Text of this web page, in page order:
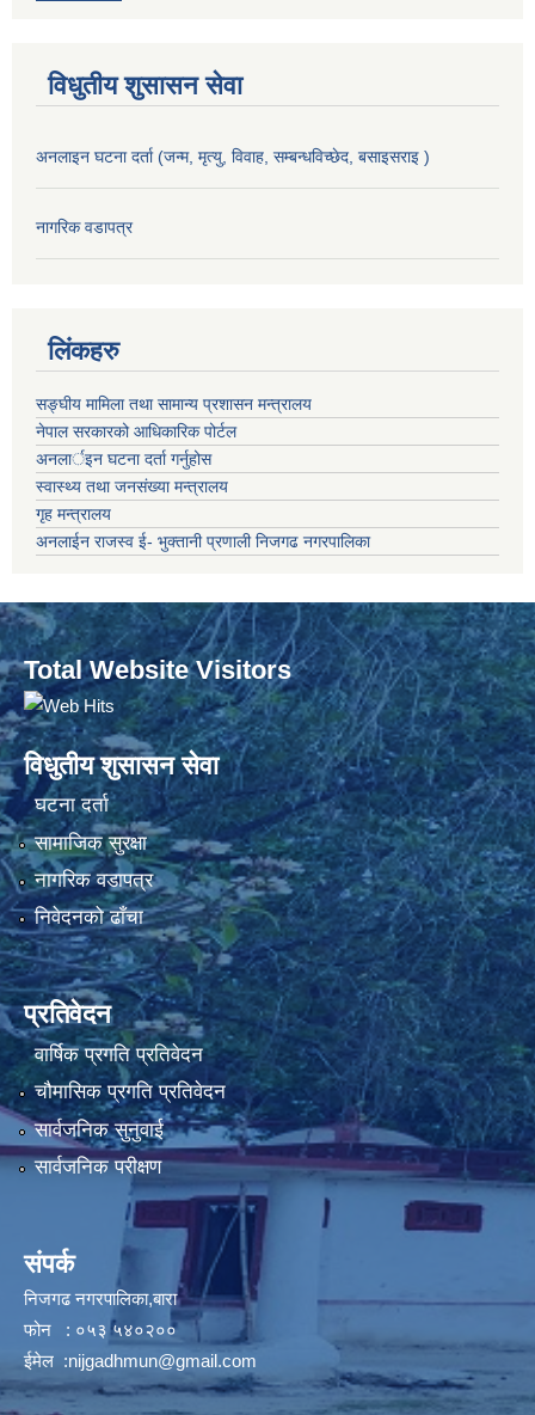
विधुतीय शुसासन सेवा
अनलाइन घटना दर्ता (जन्म, मृत्यु, विवाह, सम्बन्धविच्छेद, बसाइसराइ )
नागरिक वडापत्र
लिंकहरु
सङ्‍घीय मामिला तथा सामान्य प्रशासन मन्त्रालय
नेपाल सरकारको आधिकारिक पोर्टल
अनलार्इन घटना दर्ता गर्नुहोस
स्वास्थ्य तथा जनसंख्या मन्त्रालय
गृह मन्त्रालय
अनलाईन राजस्व ई- भुक्तानी प्रणाली निजगढ नगरपालिका
Total Website Visitors
विधुतीय शुसासन सेवा
घटना दर्ता
सामाजिक सुरक्षा
नागरिक वडापत्र
निवेदनको ढाँचा
प्रतिवेदन
वार्षिक प्रगति प्रतिवेदन
चौमासिक प्रगति प्रतिवेदन
सार्वजनिक सुनुवाई
सार्वजनिक परीक्षण
संपर्क
निजगढ नगरपालिका,बारा
फोन : ०५३ ५४०२००
ईमेल :nijgadhmun@gmail.com